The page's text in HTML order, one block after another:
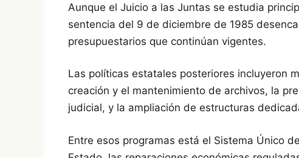
Aunque el Juicio a las Juntas se estudia
sentencia del 9 de diciembre de 1985
presupuestarios que continúan vigentes.
Las políticas estatales posteriores incluyeron
creación y el mantenimiento de archivos, la
judicial, y la ampliación de estructuras
Entre esos programas está el Sistema Único